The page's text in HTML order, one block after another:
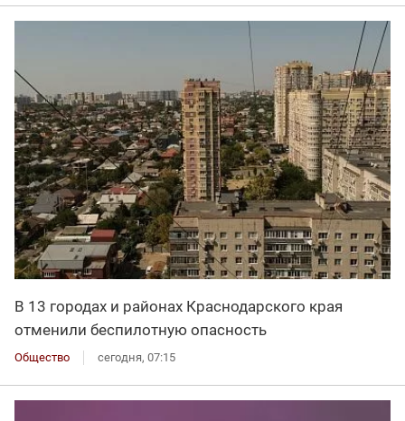
В 13 городах и районах Краснодарского края
отменили беспилотную опасность
Общество сегодня, 07:15